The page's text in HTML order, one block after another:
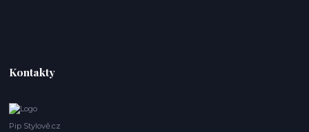
Kontakty
Pip Stylově.cz